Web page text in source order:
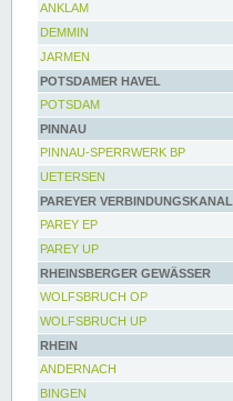
ANKLAM
DEMMIN
JARMEN
POTSDAMER HAVEL
POTSDAM
PINNAU
PINNAU-SPERRWERK BP
UETERSEN
PAREYER VERBINDUNGSKANAL
PAREY EP
PAREY UP
RHEINSBERGER GEWÄSSER
WOLFSBRUCH OP
WOLFSBRUCH UP
RHEIN
ANDERNACH
BINGEN